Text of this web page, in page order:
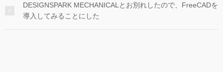
DESIGNSPARK MECHANICALとお別れしたので、FreeCADを
導入してみることにした